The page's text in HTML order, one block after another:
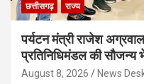
छत्तीसगढ़ राज्य
पर्यटन मंत्री राजेश
प्रतिनिधिमंडल की सौजन्य
August 8, 2026 News